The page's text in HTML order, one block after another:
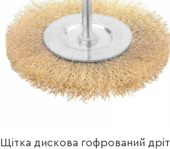
Щітка дискова гофрований дріт